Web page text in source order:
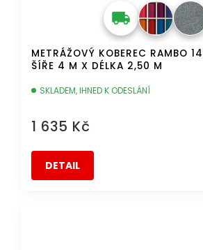
METRÁŽOVÝ KOBEREC RAMBO
ŠÍŘE 4 M X DÉLKA 2,50 M
SKLADEM, IHNED K ODESLÁNÍ
1 635 Kč
DETAIL